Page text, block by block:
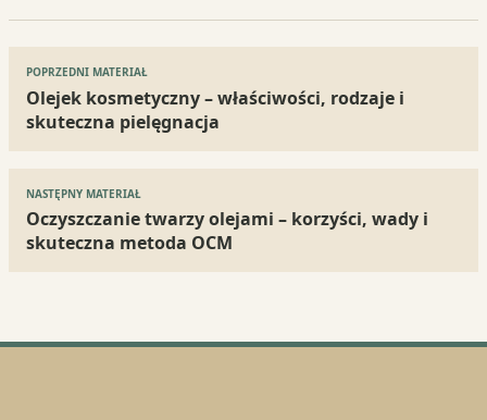
Nawigacja
wpisu
POPRZEDNI MATERIAŁ
Olejek kosmetyczny – właściwości, rodzaje i
skuteczna pielęgnacja
NASTĘPNY MATERIAŁ
Oczyszczanie twarzy olejami – korzyści, wady i
skuteczna metoda OCM